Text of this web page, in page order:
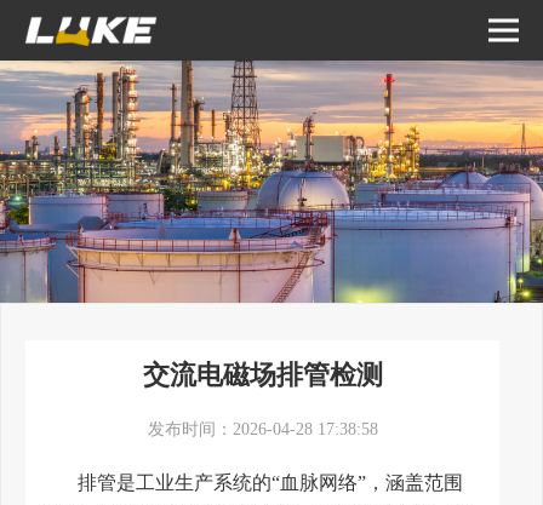
交流电磁场排管检测
发布时间：2026-04-28 17:38:58
排管是工业生产系统的“血脉网络”，涵盖范围